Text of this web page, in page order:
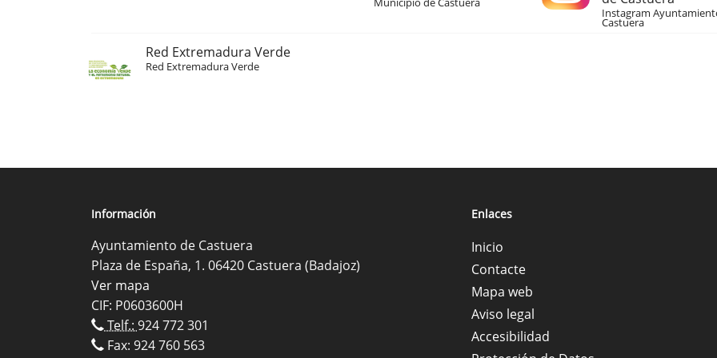
Instagram
Castuera
Red Extremadura Verde
Red Extremadura Verde
Información
Ayuntamiento de Castuera
Plaza de España, 1. 06420 Castuera (Badajoz)
Ver mapa
CIF: P0603600H
Telf.:924 772 301
Fax: 924 760 563
Enlaces
Inicio
Contacte
Mapa web
Aviso legal
Accesibilidad